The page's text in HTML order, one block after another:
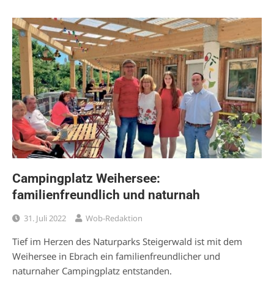
Campingplatz Weihersee:
familienfreundlich und naturnah
31. Juli 2022 Wob-Redaktion
Tief im Herzen des Naturparks Steigerwald ist mit dem
Weihersee in Ebrach ein familienfreundlicher und
naturnaher Campingplatz entstanden.